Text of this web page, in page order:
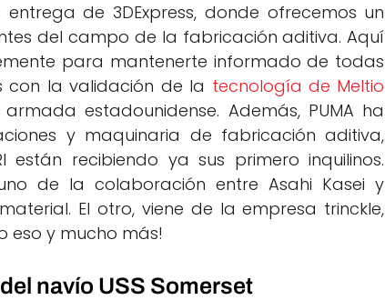
de 3DExpress, donde ofrecemos un
del campo de la fabricación aditiva. Aquí
para mantenerte informado de todas
con la validación de la tecnología de Meltio
estadounidense. Además, PUMA ha
y maquinaria de fabricación aditiva,
están recibiendo ya sus primero inquilinos.
de la colaboración entre Asahi Kasei y
El otro, viene de la empresa trinckle,
eso y mucho más!
navío USS Somerset